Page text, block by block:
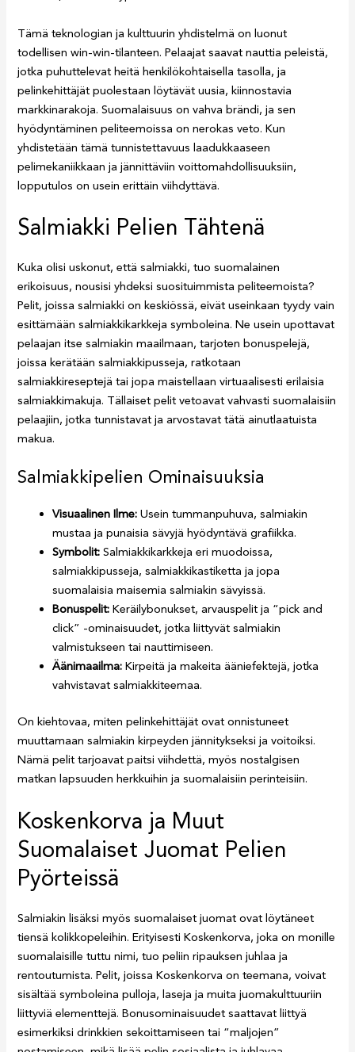
Tämä teknologian ja kulttuurin yhdistelmä on luonut
todellisen win-win-tilanteen. Pelaajat saavat nauttia peleistä,
jotka puhuttelevat heitä henkilökohtaisella tasolla, ja
pelinkehittäjät puolestaan löytävät uusia, kiinnostavia
markkinarakoja. Suomalaisuus on vahva brändi, ja sen
hyödyntäminen peliteemoissa on nerokas veto. Kun
yhdistetään tämä tunnistettavuus laadukkaaseen
pelimekaniikkaan ja jännittäviin voittomahdollisuuksiin,
lopputulos on usein erittäin viihdyttävä.
Salmiakki Pelien Tähtenä
Kuka olisi uskonut, että salmiakki, tuo suomalainen
erikoisuus, nousisi yhdeksi suosituimmista peliteemoista?
Pelit, joissa salmiakki on keskiössä, eivät useinkaan tyydy vain
esittämään salmiakkikarkkeja symboleina. Ne usein upottavat
pelaajan itse salmiakin maailmaan, tarjoten bonuspelejä,
joissa kerätään salmiakkipusseja, ratkotaan
salmiakkireseptejä tai jopa maistellaan virtuaalisesti erilaisia
salmiakkimakuja. Tällaiset pelit vetoavat vahvasti suomalaisiin
pelaajiin, jotka tunnistavat ja arvostavat tätä ainutlaatuista
makua.
Salmiakkipelien Ominaisuuksia
Visuaalinen Ilme: Usein tummanpuhuva, salmiakin
mustaa ja punaisia sävyjä hyödyntävä grafiikka.
Symbolit: Salmiakkikarkkeja eri muodoissa,
salmiakkipusseja, salmiakkikastiketta ja jopa
suomalaisia maisemia salmiakin sävyissä.
Bonuspelit: Keräilybonukset, arvauspelit ja “pick and
click” -ominaisuudet, jotka liittyvät salmiakin
valmistukseen tai nauttimiseen.
Äänimaailma: Kirpeitä ja makeita ääniefektejä, jotka
vahvistavat salmiakkiteemaa.
On kiehtovaa, miten pelinkehittäjät ovat onnistuneet
muuttamaan salmiakin kirpeyden jännitykseksi ja voitoiksi.
Nämä pelit tarjoavat paitsi viihdettä, myös nostalgisen
matkan lapsuuden herkkuihin ja suomalaisiin perinteisiin.
Koskenkorva ja Muut
Suomalaiset Juomat Pelien
Pyörteissä
Salmiakin lisäksi myös suomalaiset juomat ovat löytäneet
tiensä kolikkopeleihin. Erityisesti Koskenkorva, joka on monille
suomalaisille tuttu nimi, tuo peliin ripauksen juhlaa ja
rentoutumista. Pelit, joissa Koskenkorva on teemana, voivat
sisältää symboleina pulloja, laseja ja muita juomakulttuuriin
liittyviä elementtejä. Bonusominaisuudet saattavat liittyä
esimerkiksi drinkkien sekoittamiseen tai “maljojen”